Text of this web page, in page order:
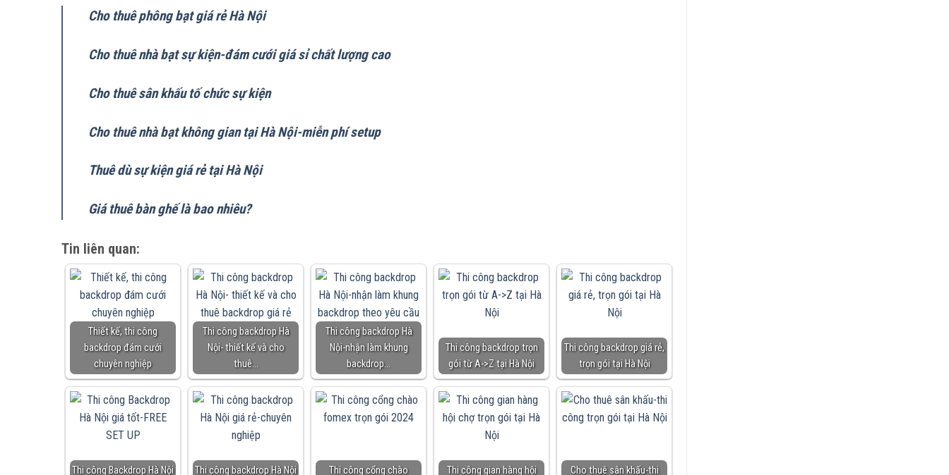
Cho thuê phông bạt giá rẻ Hà Nội
Cho thuê nhà bạt sự kiện-đám cưới giá sỉ chất lượng cao
Cho thuê sân khấu tố chức sự kiện
Cho thuê nhà bạt không gian tại Hà Nội-miễn phí setup
Thuê dù sự kiện giá rẻ tại Hà Nội
Giá thuê bàn ghế là bao nhiêu?
Tin liên quan:
Thiết kế, thi công
backdrop đám cưới
chuyên nghiệp
Thi công backdrop Hà
Nội- thiết kế và cho
thuê…
Thi công backdrop Hà
Nội-nhận làm khung
backdrop…
Thi công backdrop trọn
gói từ A->Z tại Hà Nội
Thi công backdrop giá rẻ,
trọn gói tại Hà Nội
Thi công Backdrop Hà Nội Thi công backdrop Hà Nội Thi công cổng chào Thi công gian hàng hội Cho thuê sân khấu-thi